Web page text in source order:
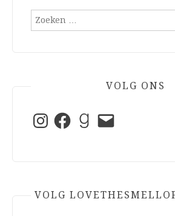
Zoeken
VOLG ONS
InstagramFacebookGoodreads
E-
mail
VOLG